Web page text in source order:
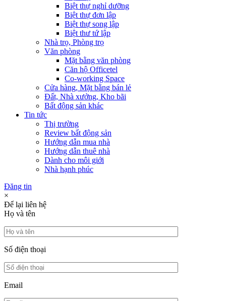
Biệt thự nghỉ dưỡng
Biệt thự đơn lập
Biệt thự song lập
Biệt thư tứ lập
Nhà trọ, Phòng trọ
Văn phòng
Mặt bằng văn phòng
Căn hộ Officetel
Co-working Space
Cửa hàng, Mặt bằng bán lẻ
Đất, Nhà xưởng, Kho bãi
Bất động sản khác
Tin tức
Thị trường
Review bất động sản
Hướng dẫn mua nhà
Hướng dẫn thuê nhà
Dành cho môi giới
Nhà hạnh phúc
Đăng tin
×
Để lại liên hệ
Họ và tên
Số điện thoại
Email